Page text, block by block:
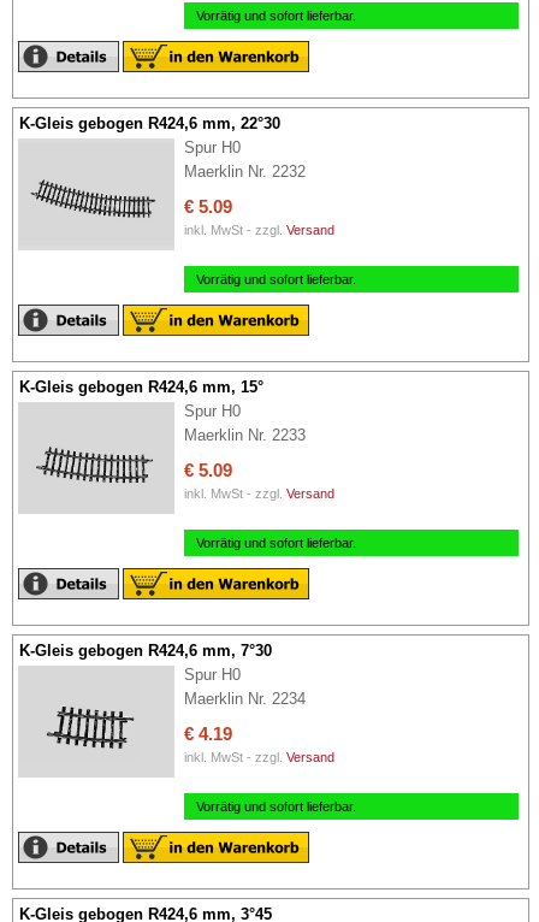
Vorrätig und sofort lieferbar.
K-Gleis gebogen R424,6 mm, 22°30
Spur H0
Maerklin Nr. 2232
€ 5.09
inkl. MwSt - zzgl. Versand
Vorrätig und sofort lieferbar.
K-Gleis gebogen R424,6 mm, 15°
Spur H0
Maerklin Nr. 2233
€ 5.09
inkl. MwSt - zzgl. Versand
Vorrätig und sofort lieferbar.
K-Gleis gebogen R424,6 mm, 7°30
Spur H0
Maerklin Nr. 2234
€ 4.19
inkl. MwSt - zzgl. Versand
Vorrätig und sofort lieferbar.
K-Gleis gebogen R424,6 mm, 3°45